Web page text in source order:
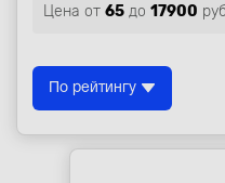
Контакты
Акции
Цена от 65 до 17900
По рейтингу